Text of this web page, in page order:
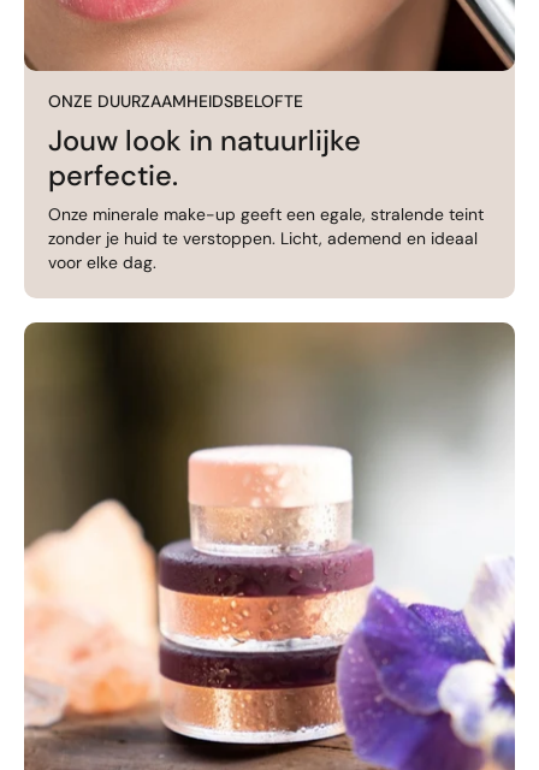
ONZE DUURZAAMHEIDSBELOFTE
Jouw look in natuurlijke
perfectie.
Onze minerale make-up geeft een egale, stralende teint
zonder je huid te verstoppen. Licht, ademend en ideaal
voor elke dag.